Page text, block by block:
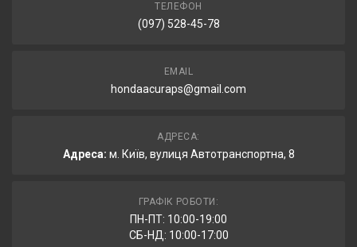
ТЕЛЕФОН
(097) 528-45-78
EMAIL
hondaacuraps@gmail.com
АДРЕСА:
Адреса: м. Київ, вулиця Автотранспортна, 8
ГРАФІК РОБОТИ:
ПН-ПТ: 10:00-19:00
СБ-НД: 10:00-17:00